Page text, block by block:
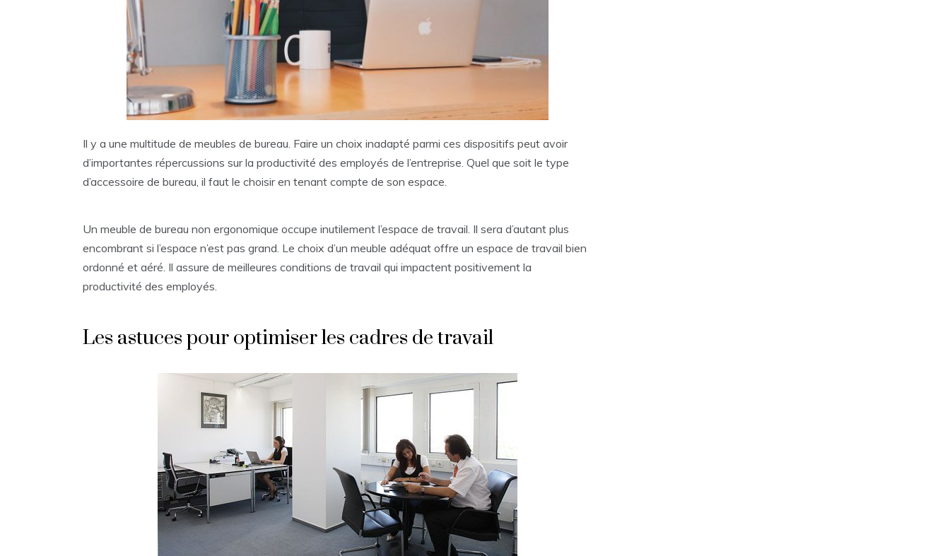
Il y a une multitude de meubles de bureau. Faire un choix inadapté parmi ces dispositifs peut avoir
d’importantes répercussions sur la productivité des employés de l’entreprise. Quel que soit le type
d’accessoire de bureau, il faut le choisir en tenant compte de son espace.
Un meuble de bureau non ergonomique occupe inutilement l’espace de travail. Il sera d’autant plus
encombrant si l’espace n’est pas grand. Le choix d’un meuble adéquat offre un espace de travail bien
ordonné et aéré. Il assure de meilleures conditions de travail qui impactent positivement la
productivité des employés.
Les astuces pour optimiser les cadres de travail